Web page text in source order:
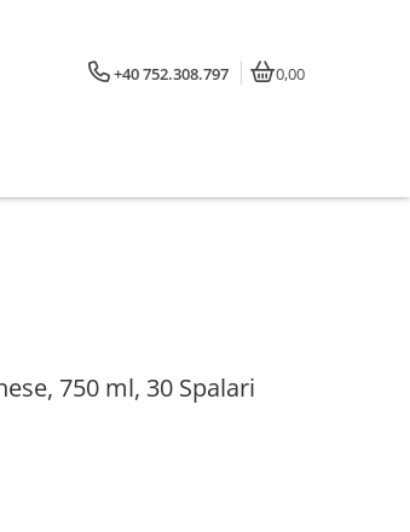
+40 752.308.797 0,00
750 ml, 30 Spalari